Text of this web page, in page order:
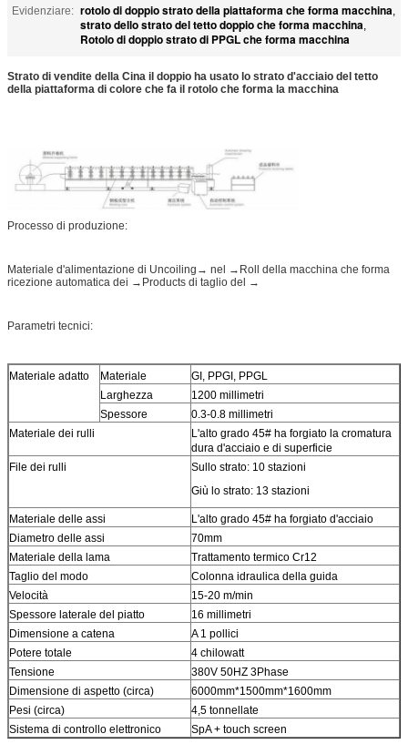
Evidenziare: rotolo di doppio strato della piattaforma che forma macchina,
strato dello strato del tetto doppio che forma macchina,
Rotolo di doppio strato di PPGL che forma macchina
Strato di vendite della Cina il doppio ha usato lo strato d'acciaio del tetto
della piattaforma di colore che fa il rotolo che forma la macchina
Processo di produzione:
Materiale d'alimentazione di Uncoiling→ nel →Roll della macchina che forma
ricezione automatica dei →Products di taglio del →
Parametri tecnici:
Materiale adatto Materiale
GI, PPGI, PPGL
Larghezza
1200 millimetri
Spessore
0.3-0.8 millimetri
Materiale dei rulli
L'alto grado 45# ha forgiato la cromatura
dura d'acciaio e di superficie
File dei rulli
Sullo strato: 10 stazioni
Giù lo strato: 13 stazioni
Materiale delle assi
L'alto grado 45# ha forgiato d'acciaio
Diametro delle assi
70mm
Materiale della lama
Trattamento termico Cr12
Taglio del modo
Colonna idraulica della guida
Velocità
15-20 m/min
Spessore laterale del piatto
16 millimetri
Dimensione a catena
A 1 pollici
Potere totale
4 chilowatt
Tensione
380V 50HZ 3Phase
Dimensione di aspetto (circa)
6000mm*1500mm*1600mm
Pesi (circa)
4,5 tonnellate
Sistema di controllo elettronico
SpA + touch screen